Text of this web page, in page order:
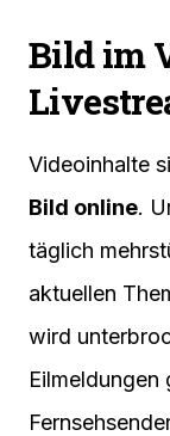
Bild im
Videoinhalte
Bild online.
täglich
aktuellen
wird
Eilmeldungen